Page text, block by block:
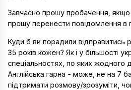
Завчасно прошу пробачення,
прошу перенести повідомлення в
Куди б ви порадили відправитись
35 років кожен? Як і у більшості
спеціальностях, по яких жодного
Англійська гарна - може, не на 7
підтримати розмову/зрозуміти,